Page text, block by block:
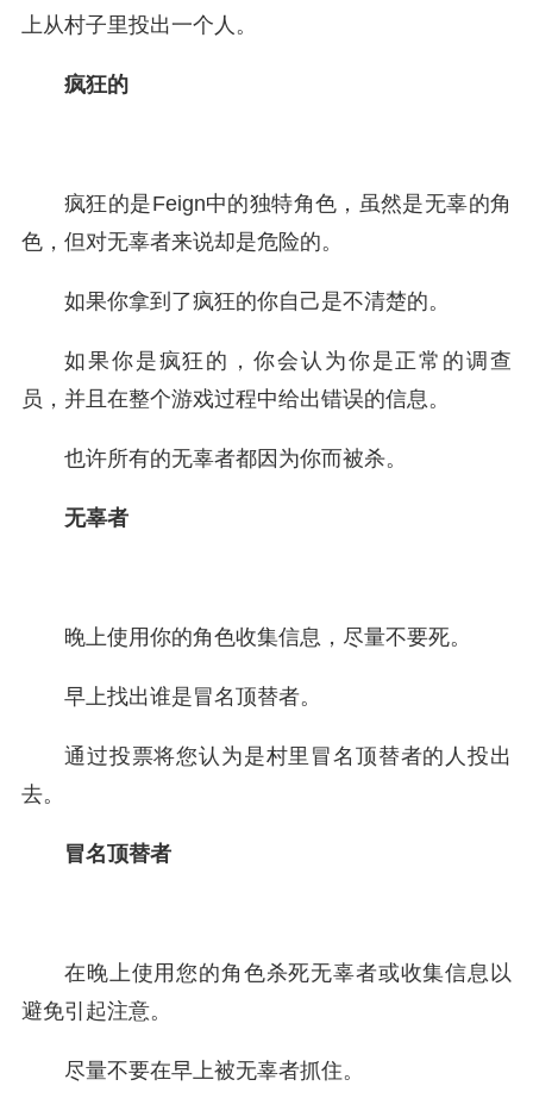
上从村子里投出一个人。
疯狂的
疯狂的是Feign中的独特角色，虽然是无辜的角
色，但对无辜者来说却是危险的。
如果你拿到了疯狂的你自己是不清楚的。
如果你是疯狂的，你会认为你是正常的调查
员，并且在整个游戏过程中给出错误的信息。
也许所有的无辜者都因为你而被杀。
无辜者
晚上使用你的角色收集信息，尽量不要死。
早上找出谁是冒名顶替者。
通过投票将您认为是村里冒名顶替者的人投出
去。
冒名顶替者
在晚上使用您的角色杀死无辜者或收集信息以
避免引起注意。
尽量不要在早上被无辜者抓住。